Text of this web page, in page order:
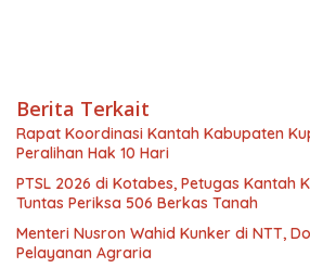
Berita Terkait
Rapat Koordinasi Kantah Kabupaten
Peralihan Hak 10 Hari
PTSL 2026 di Kotabes, Petugas Kantah
Tuntas Periksa 506 Berkas Tanah
Menteri Nusron Wahid Kunker di NTT,
Pelayanan Agraria